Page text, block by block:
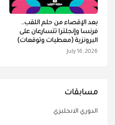
بعد الإقصاء من حلم اللقب..
فرنسا وإنجلترا تتسارعان على
البرونزية (معطيات وتوقعات)
July 16, 2026
مسابقات
الدوري الانجليزي